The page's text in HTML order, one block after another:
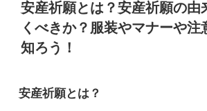
安産祈願とは？安産祈願の由
くべきか？服装やマナーや注
知ろう！
安産祈願とは？